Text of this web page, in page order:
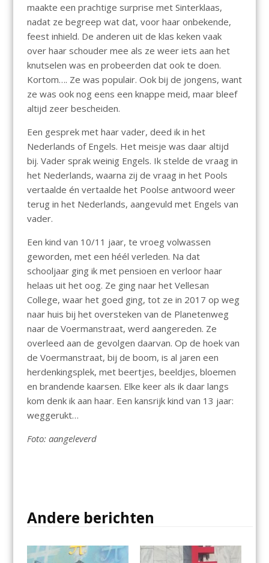
maakte een prachtige surprise met Sinterklaas,
nadat ze begreep wat dat, voor haar onbekende,
feest inhield. De anderen uit de klas keken vaak
over haar schouder mee als ze weer iets aan het
knutselen was en probeerden dat ook te doen.
Kortom…. Ze was populair. Ook bij de jongens, want
ze was ook nog eens een knappe meid, maar bleef
altijd zeer bescheiden.
Een gesprek met haar vader, deed ik in het
Nederlands of Engels. Het meisje was daar altijd
bij. Vader sprak weinig Engels. Ik stelde de vraag in
het Nederlands, waarna zij de vraag in het Pools
vertaalde én vertaalde het Poolse antwoord weer
terug in het Nederlands, aangevuld met Engels van
vader.
Een kind van 10/11 jaar, te vroeg volwassen
geworden, met een héél verleden. Na dat
schooljaar ging ik met pensioen en verloor haar
helaas uit het oog. Ze ging naar het Vellesan
College, waar het goed ging, tot ze in 2017 op weg
naar huis bij het oversteken van de Planetenweg
naar de Voermanstraat, werd aangereden. Ze
overleed aan de gevolgen daarvan. Op de hoek van
de Voermanstraat, bij de boom, is al jaren een
herdenkingsplek, met beertjes, beeldjes, bloemen
en brandende kaarsen. Elke keer als ik daar langs
kom denk ik aan haar. Een kansrijk kind van 13 jaar:
weggerukt…
Foto: aangeleverd
Andere berichten